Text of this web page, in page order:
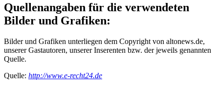
Quellenangaben für die verwendeten
Bilder und Grafiken:
Bilder und Grafiken unterliegen dem Copyright von altonews.de,
unserer Gastautoren, unserer Inserenten bzw. der jeweils genannten
Quelle.
Quelle: http://www.e-recht24.de